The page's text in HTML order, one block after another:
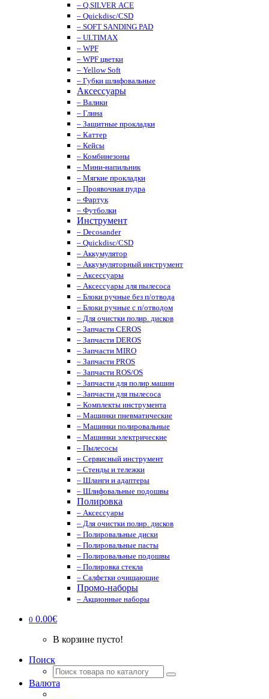
– Q.SILVER ACE
– Quickdisc/CSD
– SOFT SANDING PAD
– ULTIMAX
– WPF
– WPF цветки
– Yellow Soft
– Губки шлифовальные
Аксессуары
– Валики
– Глина
– Защитные прокладки
– Каттер
– Кейсы
– Комбинезоны
– Мини-напильник
– Мягкие прокладки
– Проявочная пудра
– Фартук
– Футболки
Инструмент
– Decosander
– Quickdisc/CSD
– Аккумулятор
– Аккумуляторный инструмент
– Аксессуары
– Аксессуары для пылесоса
– Блоки ручные без п/отвода
– Блоки ручные с п/отводом
– Для очистки полир. дисков
– Запчасти CEROS
– Запчасти DEROS
– Запчасти MIRO
– Запчасти PROS
– Запчасти ROS/OS
– Запчасти для полир.машин
– Запчасти для пылесоса
– Комплекты инструмента
– Машинки пневматические
– Машинки полировальные
– Машинки электрические
– Пылесосы
– Сервисный инструмент
– Стенды и тележки
– Шланги и адаптеры
– Шлифовальные подошвы
Полировка
– Аксессуары
– Для очистки полир. дисков
– Полировальные диски
– Полировальные пасты
– Полировальные подошвы
– Полировка стекла
– Салфетки очищающие
Промо-наборы
– Акционные наборы
0 0.00€
В корзине пусто!
Поиск
Валюта